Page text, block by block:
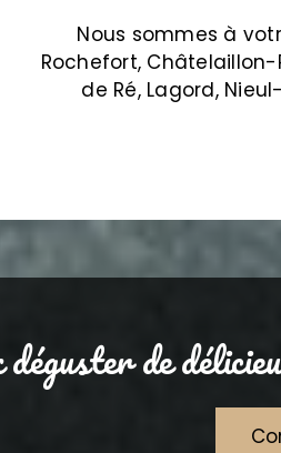
Nous sommes à
Rochefort, Châtelaillon-
de Ré, Lagord,
de